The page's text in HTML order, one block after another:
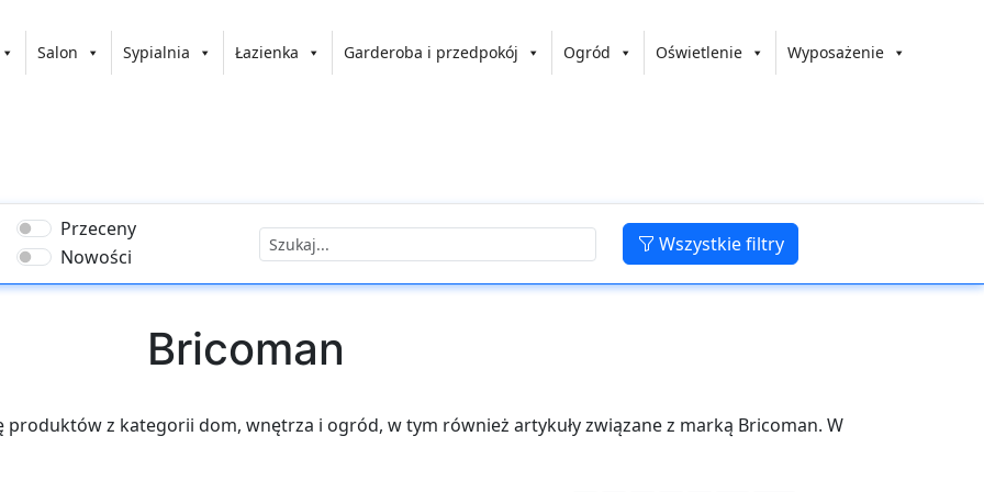
Salon Sypialnia Łazienka Garderoba i przedpokój Ogród Oświetlenie Wyposażenie
Przeceny
Nowości
Wszystkie filtry
Bricoman
z kategorii dom, wnętrza i ogród, w tym również artykuły związane z marką Bricoman. W